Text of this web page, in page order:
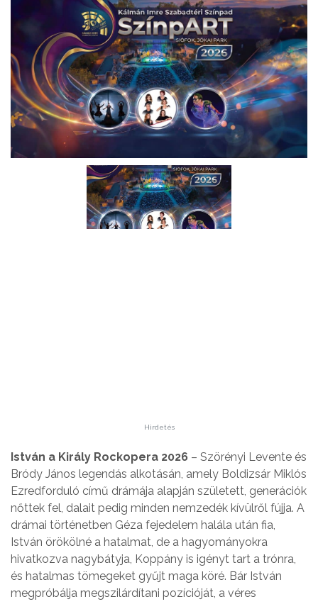
Hirdetés
István a Király Rockopera 2026 – Szörényi Levente és
Bródy János legendás alkotásán, amely Boldizsár Miklós
Ezredforduló című drámája alapján született, generációk
nőttek fel, dalait pedig minden nemzedék kívülről fújja. A
drámai történetben Géza fejedelem halála után fia,
István örökölné a hatalmat, de a hagyományokra
hivatkozva nagybátyja, Koppány is igényt tart a trónra,
és hatalmas tömegeket gyűjt maga köré. Bár István
megpróbálja megszilárdítani pozícióját, a véres